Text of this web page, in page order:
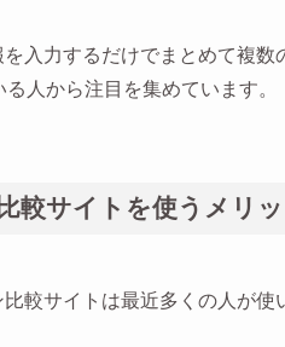
入力するだけでまとめて複数
る人から注目を集めています。
較サイトを使うメリッ
較サイトは最近多くの人が